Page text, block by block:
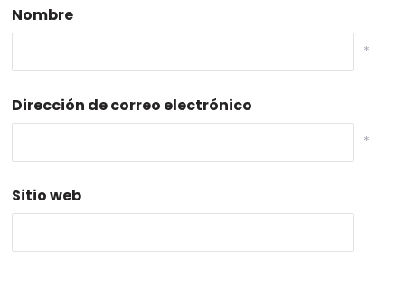
Nombre
*
Dirección de correo electrónico
*
Sitio web